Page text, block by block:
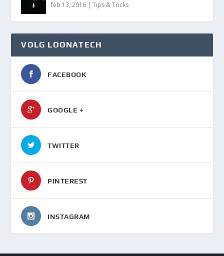
feb 13, 2016 |Tips & Tricks
VOLG LOONATECH
FACEBOOK
GOOGLE +
TWITTER
PINTEREST
INSTAGRAM